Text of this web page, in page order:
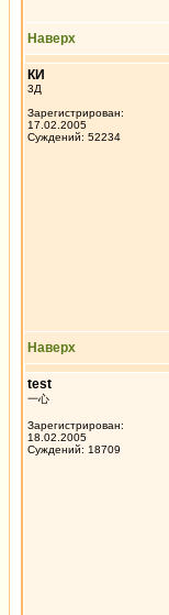
Наверх
КИ
3Д
Зарегистрирован:
17.02.2005
Суждений: 52234
Наверх
test
一心
Зарегистрирован:
18.02.2005
Суждений: 18709